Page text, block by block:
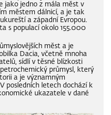
jako jedno z mála měst v
městem dálnicí, a je tak
a západní Evropou.
s populací okolo 155.000
měst a je
Dacia, včetně mnoha
sídlí v těsné blízkosti
průmysl, který
a je významným
posledních letech dochází k
ukazatele v dané